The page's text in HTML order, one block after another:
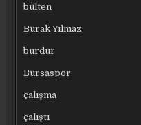
bülten
Burak Yılmaz
burdur
Bursaspor
çalışma
çalıştı